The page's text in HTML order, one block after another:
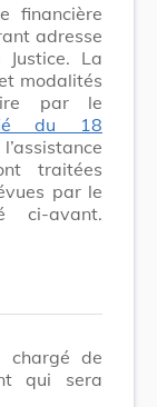
financière
adresse
La
modalités
par le
du 18
traitées
par le
ci-avant.
chargé de
qui sera